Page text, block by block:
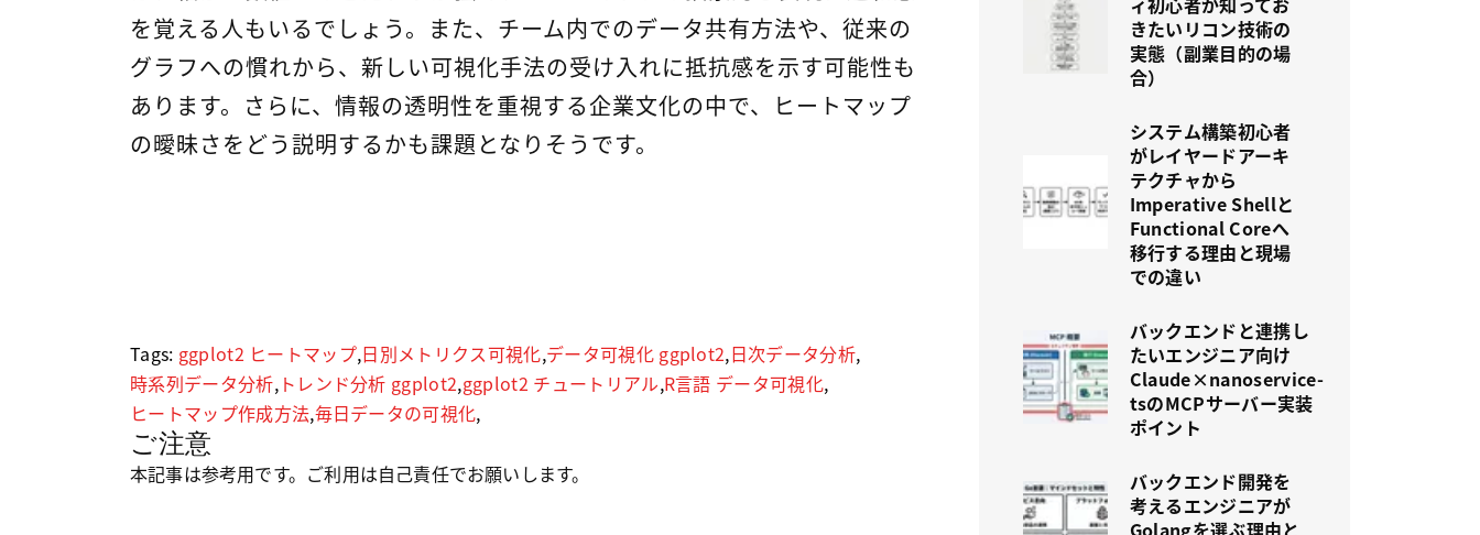
を覚える人もいるでしょう。また、チーム内でのデータ共有方法や、従来の
グラフへの慣れから、新しい可視化手法の受け入れに抵抗感を示す可能性も
あります。さらに、情報の透明性を重視する企業文化の中で、ヒートマップ
の曖昧さをどう説明するかも課題となりそうです。
Tags: ggplot2 ヒートマップ,日別メトリクス可視化,データ可視化 ggplot2,日次データ分析,
時系列データ分析,トレンド分析 ggplot2,ggplot2 チュートリアル,R言語 データ可視化,
ヒートマップ作成方法,毎日データの可視化,
ご注意
本記事は参考用です。ご利用は自己責任でお願いします。
きたいリコン技術の
実態（副業目的の場
合）
システム構築初心者
がレイヤードアーキ
テクチャから
Imperative Shellと
Functional Coreへ
移行する理由と現場
での違い
バックエンドと連携し
たいエンジニア向け
Claude×nanoservice-
tsのMCPサーバー実装
ポイント
バックエンド開発を
考えるエンジニアが
Golangを選ぶ理由と